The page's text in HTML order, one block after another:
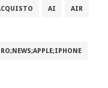
AI AIR